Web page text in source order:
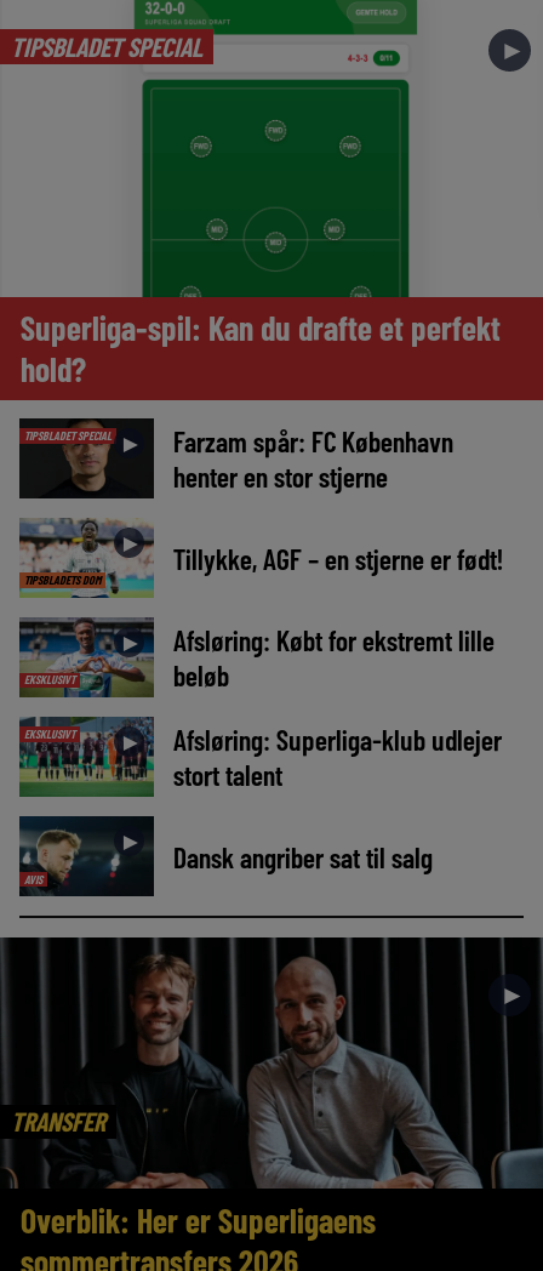
TIPSBLADET SPECIAL ►
Superliga-spil: Kan du drafte et perfekt
hold?
TIPSBLADET SPECIAL ►
Farzam spår: FC København
henter en stor stjerne
TIPSBLADETS DOM
► Tillykke, AGF – en stjerne er født!
EKSKLUSIVT
►
Afsløring: Købt for ekstremt lille
beløb
EKSKLUSIVT ►
Afsløring: Superliga-klub udlejer
stort talent
AVIS
► Dansk angriber sat til salg
TRANSFER
►
Overblik: Her er Superligaens
sommertransfers 2026